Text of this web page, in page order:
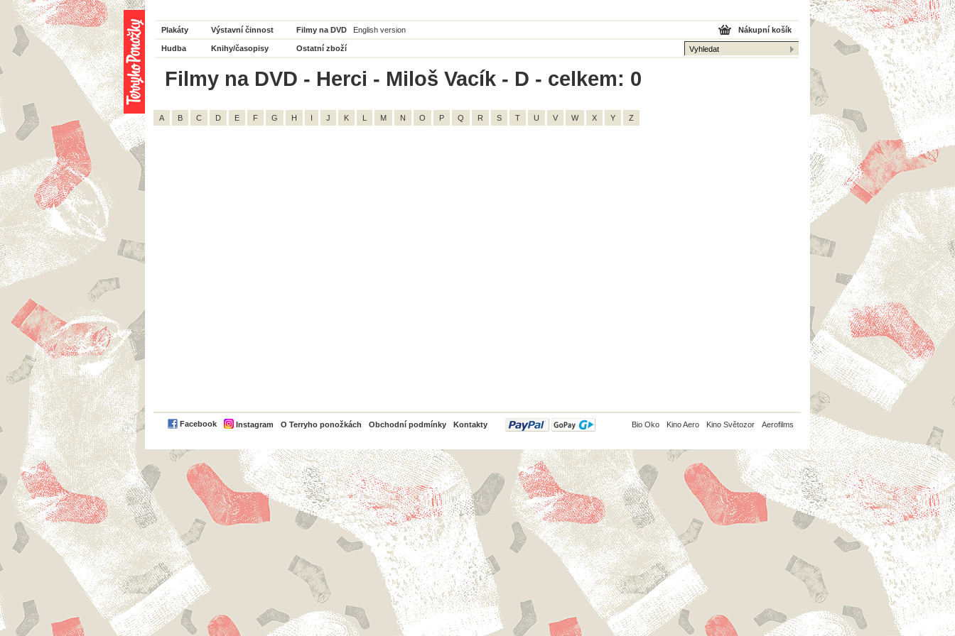
Plakáty Výstavní činnost Filmy na DVD English version
Hudba Knihy/časopisy Ostatní zboží
Nákupní košík
Filmy na DVD - Herci - Miloš Vacík - D - celkem: 0
A B C D E F G H I J K L M N O P Q R S T U V W X Y Z
Facebook Instagram O Terryho ponožkách Obchodní podmínky Kontakty
PayPal Bio Oko Kino Aero Kino Světozor Aerofilms